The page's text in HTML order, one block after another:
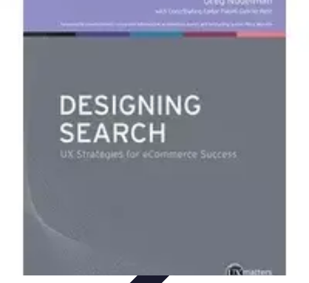
Fidélisation et expérience clientService ClientStratégies
marketingPlateformes e-commerceStratégies e-commerce